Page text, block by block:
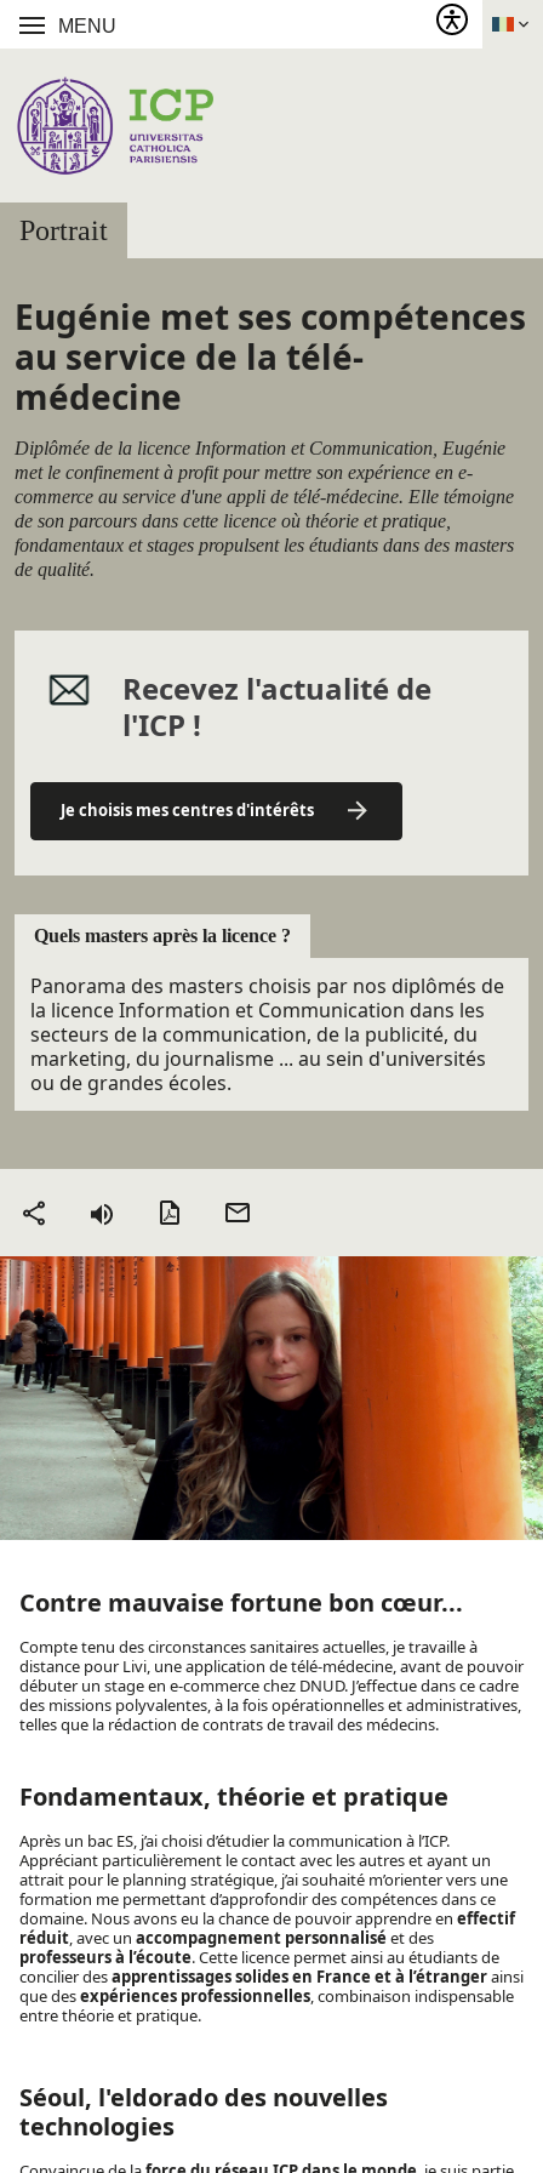
MENU
Portrait
Eugénie met ses compétences
au service de la télé-
médecine
Diplômée de la licence Information et Communication, Eugénie
met le confinement à profit pour mettre son expérience en e-
commerce au service d'une appli de télé-médecine. Elle témoigne
de son parcours dans cette licence où théorie et pratique,
fondamentaux et stages propulsent les étudiants dans des masters
de qualité.
Recevez l'actualité de
l'ICP !
Je choisis mes centres d'intérêts
Quels masters après la licence ?
Panorama des masters choisis par nos diplômés de
la licence Information et Communication dans les
secteurs de la communication, de la publicité, du
marketing, du journalisme ... au sein d'universités
ou de grandes écoles.
Partager Version PDF
Contre mauvaise fortune bon cœur...
Compte tenu des circonstances sanitaires actuelles, je travaille à
distance pour Livi, une application de télé-médecine, avant de pouvoir
débuter un stage en e-commerce chez DNUD. J’effectue dans ce cadre
des missions polyvalentes, à la fois opérationnelles et administratives,
telles que la rédaction de contrats de travail des médecins.
Fondamentaux, théorie et pratique
Après un bac ES, j’ai choisi d’étudier la communication à l’ICP.
Appréciant particulièrement le contact avec les autres et ayant un
attrait pour le planning stratégique, j’ai souhaité m’orienter vers une
formation me permettant d’approfondir des compétences dans ce
domaine. Nous avons eu la chance de pouvoir apprendre en effectif
réduit, avec un accompagnement personnalisé et des
professeurs à l’écoute. Cette licence permet ainsi au étudiants de
concilier desapprentissages solides en France et à l’étrangerainsi
que desexpériences professionnelles, combinaison indispensable
entre théorie et pratique.
Séoul, l'eldorado des nouvelles
technologies